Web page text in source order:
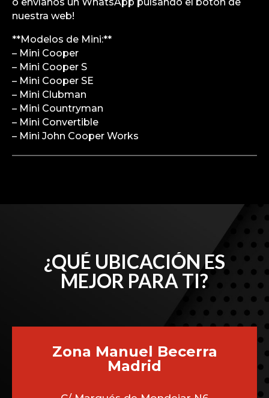
nuestra web!
**Modelos de Mini:**
– Mini Cooper
– Mini Cooper S
– Mini Cooper SE
– Mini Clubman
– Mini Countryman
– Mini Convertible
– Mini John Cooper Works
¿QUÉ UBICACIÓN ES
MEJOR PARA TI?
Zona Manuel Becerra
Madrid